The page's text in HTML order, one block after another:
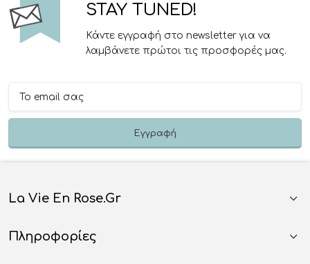
STAY TUNED!
Κάντε εγγραφή στο newsletter για να
λαμβάνετε πρώτοι τις προσφορές μας.
La Vie En Rose.gr
Πληροφορίες